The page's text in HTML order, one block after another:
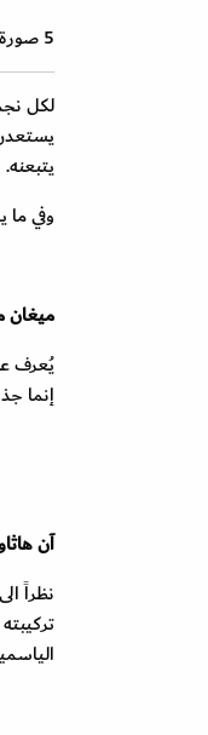
5 صورة
لكل
يتبعنه.
وفي ما
ميغان
يُعرف
إنما
آن
نظراً